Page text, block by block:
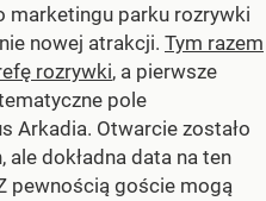
marketingu parku rozrywki
nowej atrakcji. Tym razem
rozrywki, a pierwsze
pole
Arkadia. Otwarcie zostało
ale dokładna data na ten
pewnością goście mogą